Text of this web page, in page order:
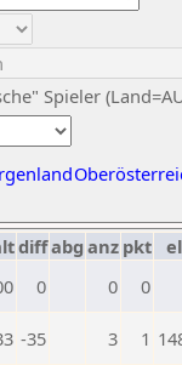
Spieler
diffabg anz pkt
0 0 0
-35 3 1